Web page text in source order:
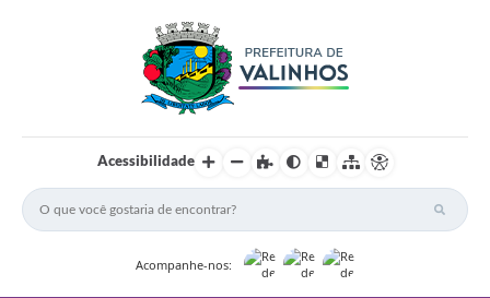
Acessibilidade
Acompanhe-nos: